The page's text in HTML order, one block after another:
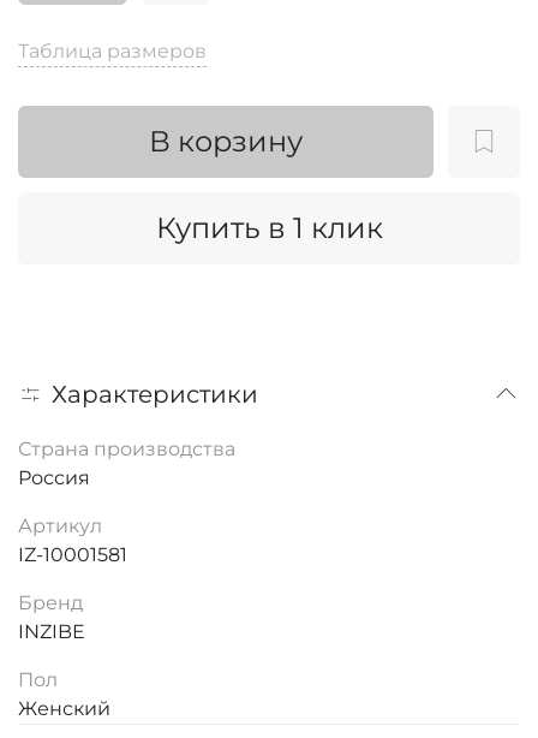
Таблица размеров
В корзину
Купить в 1 клик
Характеристики
Страна производства
Россия
Артикул
IZ-10001581
Бренд
INZIBE
Пол
Женский